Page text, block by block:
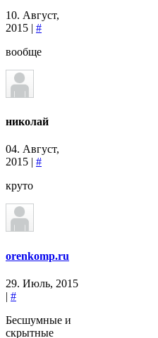
10. Август,
2015 | #
вообще
николай
04. Август,
2015 | #
круто
orenkomp.ru
29. Июль, 2015
| #
Бесшумные и
скрытные